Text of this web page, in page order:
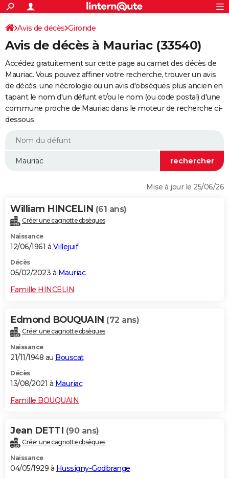
ACTUALITÉS
Politique
Société
Faits Divers
Education
Monde
Villes
+
SPORT
Coupe du monde 2026
Football
Tennis
Cyclisme
Rugby
Forum
Programme TV
TNT
Streaming
Cinéma
Sorties cinéma
Musique
+
FINANCE
Retraite
Epargne
Immobilier
Risques naturels par ville
Assurance
AUTO
Essais
Réserver un essai
Citadines
Berlines
SUV
Forum auto
+
HIGH-TECH
BRICOLAGE
WEEK-END
Alimentation
Guide de la santé
Maladies
Médicaments
Sommeil
VOYAGE
Destinations
City break
Voyage nature
Voyage de noces
Forum
Climat
+PHOTO
GUIDES D'ACHAT
Carte de Noël
Carte Bonne année
Carte Saint-Valentin
Carte Pâques
Carte d'anniversaire
DICTIONNAIRE
Dictionnaire
Biographies
Citations
Expressions
Proverbes
PROGRAMME TV
S'inscrire
Se connecter
Lycées
Collèges
Primaires
Universités
Entreprises
Service militaire
Avis de recherche
AVIS DE DÉCÈS
FORUM
Avis de décès Gironde
Avis de décès à Mauriac (33540)
Accédez gratuitement sur cette page au carnet des décès de
Mauriac. Vous pouvez affiner votre recherche, trouver un avis
de décès, une nécrologie ou un avis d'obsèques plus ancien en
tapant le nom d'un défunt et/ou le nom (ou code postal) d'une
commune proche de Mauriac dans le moteur de recherche ci-
dessous.
Mise à jour le 25/06/26
William HINCELIN (61 ans)
Créer une cagnotte obsèques
Naissance
12/06/1961 à Villejuif
Décès
05/02/2023 à Mauriac
Famille HINCELIN
Edmond BOUQUAIN (72 ans)
Créer une cagnotte obsèques
Naissance
21/11/1948 au Bouscat
Décès
13/08/2021 à Mauriac
Famille BOUQUAIN
Jean DETTI (90 ans)
Créer une cagnotte obsèques
Naissance
04/05/1929 à Hussigny-Godbrange